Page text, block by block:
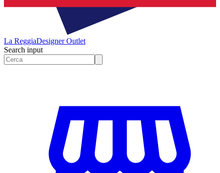
La ReggiaDesigner Outlet
Search input